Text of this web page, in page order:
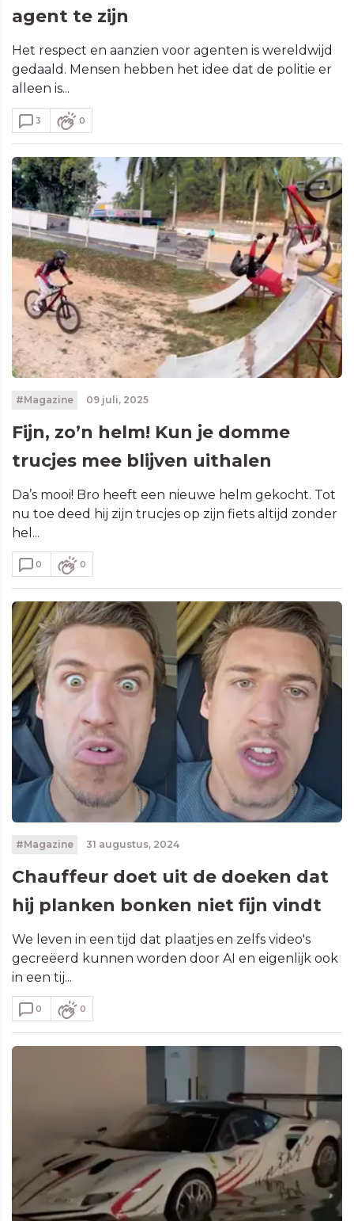
agent te zijn
Het respect en aanzien voor agenten is wereldwijd
gedaald. Mensen hebben het idee dat de politie er
alleen is...
3 0
#Magazine 09 juli, 2025
Fijn, zo’n helm! Kun je domme
trucjes mee blijven uithalen
Da’s mooi! Bro heeft een nieuwe helm gekocht. Tot
nu toe deed hij zijn trucjes op zijn fiets altijd zonder
hel...
0 0
#Magazine 31 augustus, 2024
Chauffeur doet uit de doeken dat
hij planken bonken niet fijn vindt
We leven in een tijd dat plaatjes en zelfs video's
gecreëerd kunnen worden door AI en eigenlijk ook
in een tij...
0 0